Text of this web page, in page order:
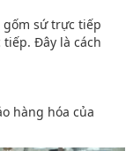
sứ trực tiếp
Đây là cách
hàng hóa của